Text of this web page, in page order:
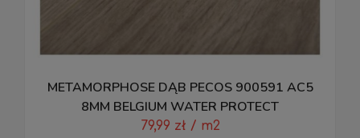
METAMORPHOSE DĄB PECOS 900591 AC5
8MM BELGIUM WATER PROTECT
79,99 zł / m2